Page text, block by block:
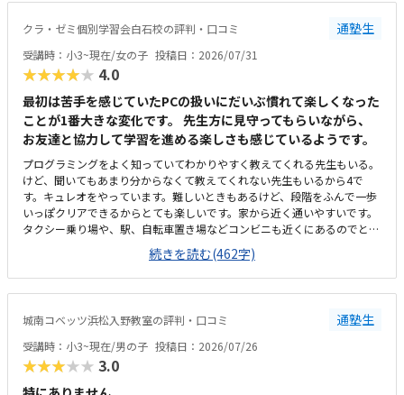
だ習得できる内容次第かと思うので、これから様子を見たいと思います。
体験のとき、PCの不具合でスタートが遅くなり、所定の時間よりも受講
時間が短くなってしまったことがありました。その際お電話いただき、少
し延長してもいいですかとご相談いただきました。時間がきたら終わり、
とせずにご対応いただけたのでうれしかったです。今のところ特にありま
せんが、授業内容が不透明なので習熟度がわからないところでしょうか。
ただ本人は楽しそうに通っています。特にありません。
クラ・ゼミ個別学習会白石校の評判・口コミ 通塾生
受講時：小3~現在/女の子 投稿日：2026/07/31
★★★★★ 4.0
最初は苦手を感じていたPCの扱いにだいぶ慣れて楽しくなった
ことが1番大きな変化です。 先生方に見守ってもらいながら、
お友達と協力して学習を進める楽しさも感じているようです。
プログラミングをよく知っていてわかりやすく教えてくれる先生もいる。
けど、聞いてもあまり分からなくて教えてくれない先生もいるから4で
す。キュレオをやっています。難しいときもあるけど、段階をふんで一歩
いっぽクリアできるからとても楽しいです。家から近く通いやすいです。
タクシー乗り場や、駅、自転車置き場などコンビニも近くにあるのでとて
も便利です。部屋はスッキリしていてきれいで勉強しやすいです。前に仕
切りもあるから集中できる。温度も聞いて調整してくれるから、過ごしや
すいです。教えてもらう時とそうでない時がある様子なので、あまり教え
てもらわない場合には料金的には高いと感じます。先生方がやさしくて和
やかな雰囲気の中、お友達とも教え合ったりしながらマイペースに学習で
きるので、喜んで通っています。トイレが教室から見えない離れた場所に
あり、クラゼミやビル関係以外の方も(屋外からも自由に入れる)使えるの
で、ひとりでトイレに行かせるのがかなり心配です。学校と違って急かさ
れることなくじっくり考えながら学習できるのが嬉しいと言っています。
続きを読む(462字)
城南コベッツ浜松入野教室の評判・口コミ 通塾生
受講時：小3~現在/男の子 投稿日：2026/07/26
★★★★★ 3.0